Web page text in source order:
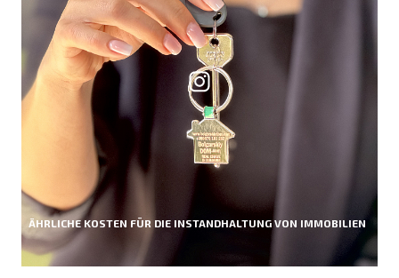
ÄHRLICHE KOSTEN FÜR DIE INSTANDHALTUNG VON IMMOBILIEN